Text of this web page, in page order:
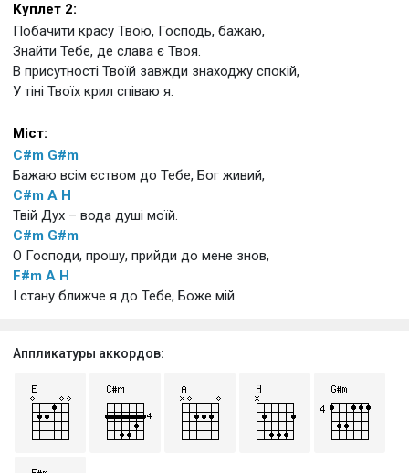
Куплет 2:
Побачити красу Твою, Господь, бажаю,
Знайти Тебе, де слава є Твоя.
В присутності Твоїй завжди знаходжу спокій,
У тіні Твоїх крил співаю я.
Міст:
C#m G#m
Бажаю всім єством до Тебе, Бог живий,
C#m A H
Твій Дух – вода душі моїй.
C#m G#m
О Господи, прошу, прийди до мене знов,
F#m A H
І стану ближче я до Тебе, Боже мій
Аппликатуры аккордов: